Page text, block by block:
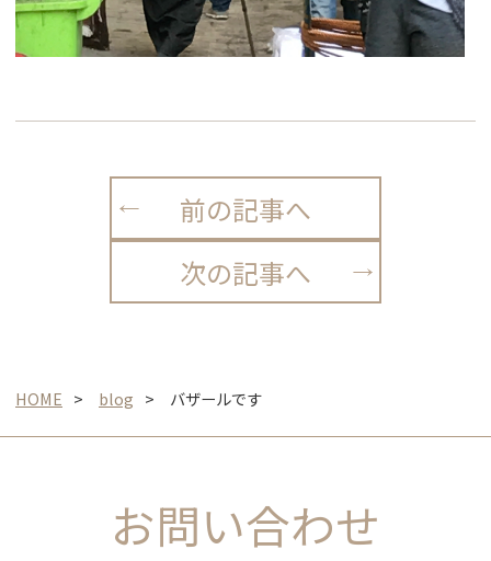
前の記事へ
次の記事へ
HOME blog バザールです
お問い合わせ